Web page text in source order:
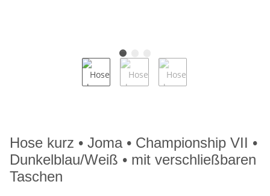
Hose kurz • Joma • Championship VII •
Dunkelblau/Weiß • mit verschließbaren
Taschen